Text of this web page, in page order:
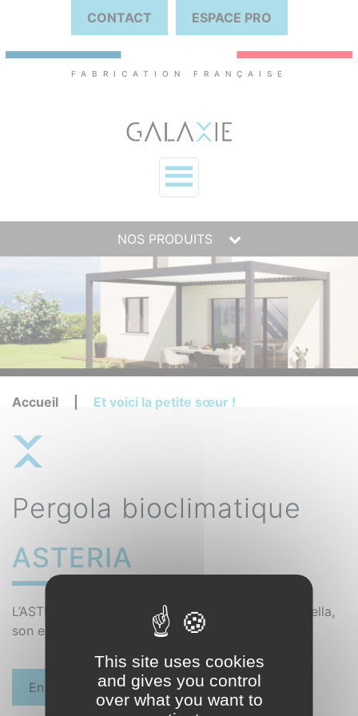
CONTACT ESPACE PRO
FABRICATION FRANÇAISE
NOS PRODUITS
Accueil Et voici la petite sœur !
Pergola bioclimatique
ASTERIA
L’ASTÉRIA est plus affinée que sa grande sœur Stella,
son esthétique est moderne, équilibré et épuré.
En savoir plus
This site uses cookies
and gives you control
over what you want to